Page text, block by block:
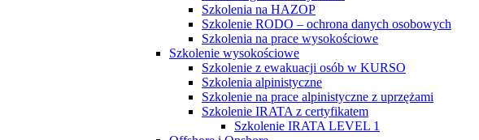
Szkolenia na HAZOP
Szkolenie RODO – ochrona danych osobowych
Szkolenia na prace wysokościowe
Szkolenie wysokościowe
Szkolenie z ewakuacji osób w KURSO
Szkolenia alpinistyczne
Szkolenie na prace alpinistyczne z uprzężami
Szkolenie IRATA z certyfikatem
Szkolenie IRATA LEVEL 1